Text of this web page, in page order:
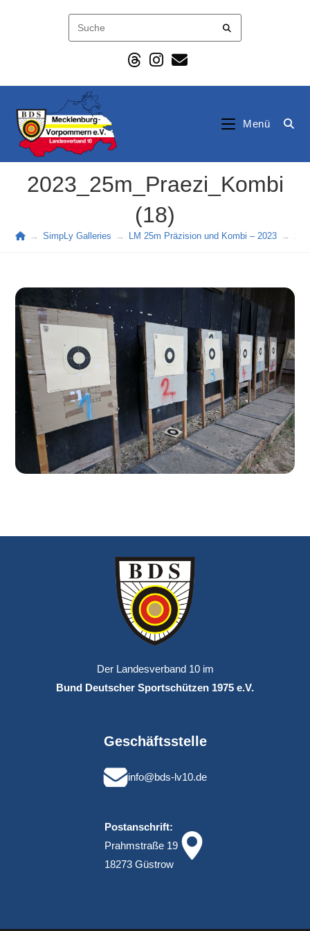
Menü
2023_25m_Praezi_Kombi
(18)
→ SimpLy Galleries → LM 25m Präzision und Kombi – 2023 →
Der Landesverband 10 im
Bund Deutscher Sportschützen 1975 e.V.
Geschäftsstelle
info@bds-lv10.de
Postanschrift:
Prahmstraße 19
18273 Güstrow